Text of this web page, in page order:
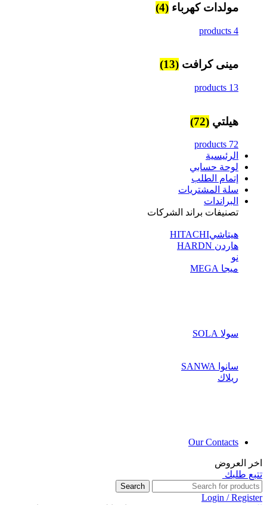
مولدات كهرباء (4)
4 products
مينى كرافت (13)
13 products
هيلتي (72)
72 products
الرئيسية
لوحة حسابي
إتمام الطلب
سلة المشتريات
البراندات
تصنيفات براند الشركات
هيتاشيHITACHI
هاردن HARDN
نو
ميجا MEGA
سولا SOLA
سانوا SANWA
ريلاك
Our Contacts
اخر العروض
تتبع طلبك
Search
Login / Register